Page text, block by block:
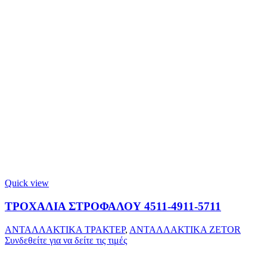
Quick view
ΤΡΟΧΑΛΙΑ ΣΤΡΟΦΑΛΟΥ 4511-4911-5711
ΑΝΤΑΛΛΑΚΤΙΚΑ ΤΡΑΚΤΕΡ, ΑΝΤΑΛΛΑΚΤΙΚΑ ZETOR
Συνδεθείτε για να δείτε τις τιμές